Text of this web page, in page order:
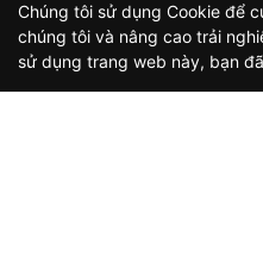
Giấy phép hoạt động báo chí
Thông tin và Truyền thông cấp
Chúng tôi sử dụng Cookie để
chúng tôi và nâng cao trải
sử dụng trang web này, bạn